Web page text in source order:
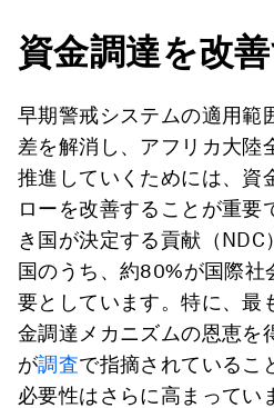
資金調達を改
早期警戒システムの適用範
差を解消し、アフリカ大陸
推進していくためには、資
ローを改善することが重要
き国が決定する貢献（
国のうち、約80%が国際社
要としています。特に、最
金調達メカニズムの恩恵を
が調査で指摘されているこ
必要性はさらに高まってい